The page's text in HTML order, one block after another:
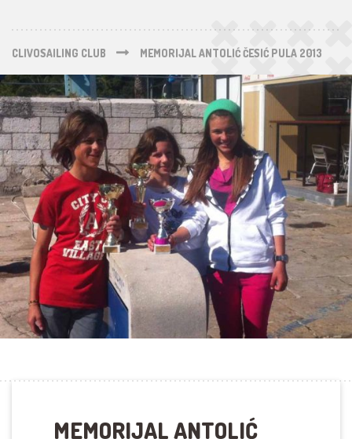
CLIVOSAILING CLUB MEMORIJAL ANTOLIĆ ČESIĆ PULA 2013
MEMORIJAL ANTOLIĆ